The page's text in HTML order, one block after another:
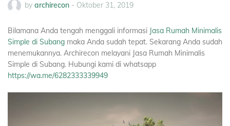
by archirecon - Oktober 31, 2019
Bilamana Anda tengah menggali informasi Jasa Rumah Minimalis
Simple di Subang maka Anda sudah tepat. Sekarang Anda sudah
menemukannya. Archirecon melayani Jasa Rumah Minimalis
Simple di Subang. Hubungi kami di whatsapp
https://wa.me/6282333339949